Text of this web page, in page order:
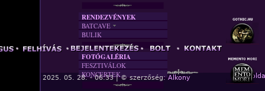
2025. 05. 28. - 06:33 | © szerzőség:Alkony «
RENDEZVÉNYEK
BATCAVE
AKTUÁLIS
A MÚLT
BULIK
FOTÓGALÉRIA
FESZTIVÁLOK
KONCERTEK